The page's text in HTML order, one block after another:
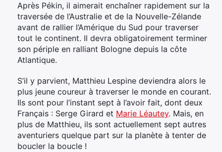
Après Pékin, il aimerait enchaîner rapidement sur la
traversée de l’Australie et de la Nouvelle-Zélande
avant de rallier l’Amérique du Sud pour traverser
tout le continent. Il devra obligatoirement terminer
son périple en ralliant Bologne depuis la côte
Atlantique.
S’il y parvient, Matthieu Lespine deviendra alors le
plus jeune coureur à traverser le monde en courant.
Ils sont pour l’instant sept à l’avoir fait, dont deux
Français : Serge Girard et Marie Léautey. Mais, en
plus de Matthieu, ils sont actuellement sept autres
aventuriers quelque part sur la planète à tenter de
boucler la boucle !
×
Rechercher